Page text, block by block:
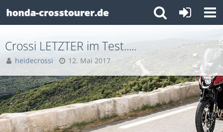
Crossi LETZTER im Test.....
heidecrossi 12. Mai 2017